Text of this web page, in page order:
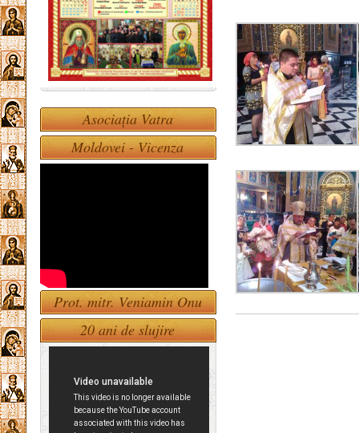
Asociația Vatra
Moldovei - Vicenza
Prot. mitr. Veniamin Onu
20 ani de slujire